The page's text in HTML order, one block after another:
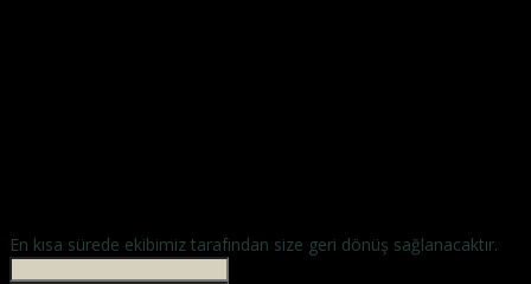
En kısa sürede ekibimiz tarafından size geri dönüş sağlanacaktır.